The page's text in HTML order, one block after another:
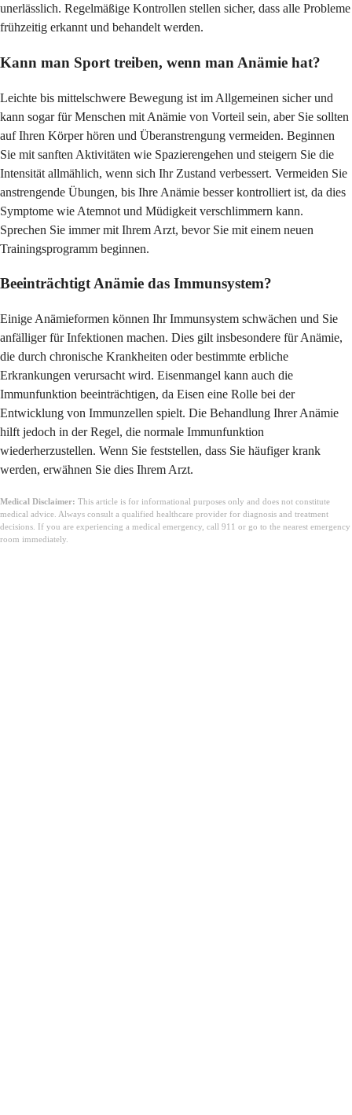
unerlässlich. Regelmäßige Kontrollen stellen sicher, dass alle Probleme
frühzeitig erkannt und behandelt werden.
Kann man Sport treiben, wenn man Anämie hat?
Leichte bis mittelschwere Bewegung ist im Allgemeinen sicher und
kann sogar für Menschen mit Anämie von Vorteil sein, aber Sie sollten
auf Ihren Körper hören und Überanstrengung vermeiden. Beginnen
Sie mit sanften Aktivitäten wie Spazierengehen und steigern Sie die
Intensität allmählich, wenn sich Ihr Zustand verbessert. Vermeiden Sie
anstrengende Übungen, bis Ihre Anämie besser kontrolliert ist, da dies
Symptome wie Atemnot und Müdigkeit verschlimmern kann.
Sprechen Sie immer mit Ihrem Arzt, bevor Sie mit einem neuen
Trainingsprogramm beginnen.
Beeinträchtigt Anämie das Immunsystem?
Einige Anämieformen können Ihr Immunsystem schwächen und Sie
anfälliger für Infektionen machen. Dies gilt insbesondere für Anämie,
die durch chronische Krankheiten oder bestimmte erbliche
Erkrankungen verursacht wird. Eisenmangel kann auch die
Immunfunktion beeinträchtigen, da Eisen eine Rolle bei der
Entwicklung von Immunzellen spielt. Die Behandlung Ihrer Anämie
hilft jedoch in der Regel, die normale Immunfunktion
wiederherzustellen. Wenn Sie feststellen, dass Sie häufiger krank
werden, erwähnen Sie dies Ihrem Arzt.
Medical Disclaimer: This article is for informational purposes only and does not constitute
medical advice. Always consult a qualified healthcare provider for diagnosis and treatment
decisions. If you are experiencing a medical emergency, call 911 or go to the nearest emergency
room immediately.